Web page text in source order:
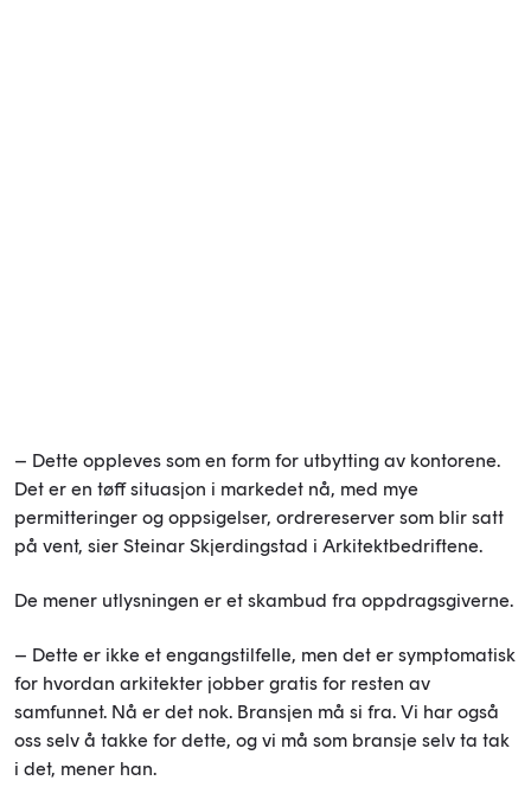
– Dette oppleves som en form for utbytting av kontorene.
Det er en tøff situasjon i markedet nå, med mye
permitteringer og oppsigelser, ordrereserver som blir satt
på vent, sier Steinar Skjerdingstad i Arkitektbedriftene.
De mener utlysningen er et skambud fra oppdragsgiverne.
– Dette er ikke et engangstilfelle, men det er symptomatisk
for hvordan arkitekter jobber gratis for resten av
samfunnet. Nå er det nok. Bransjen må si fra. Vi har også
oss selv å takke for dette, og vi må som bransje selv ta tak
i det, mener han.